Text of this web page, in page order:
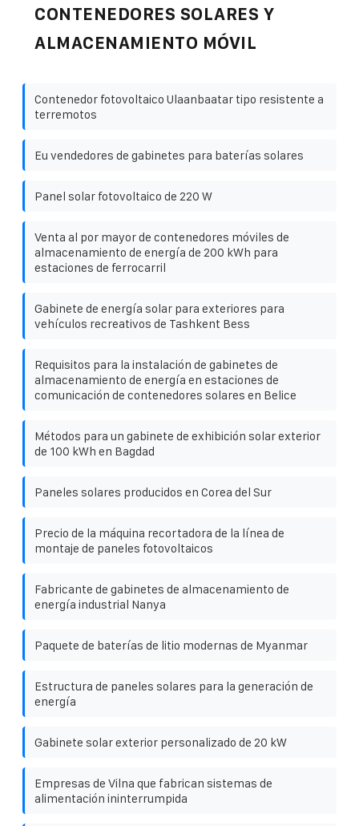
CONTENEDORES SOLARES Y
ALMACENAMIENTO MÓVIL
Contenedor fotovoltaico Ulaanbaatar tipo resistente a
terremotos
Eu vendedores de gabinetes para baterías solares
Panel solar fotovoltaico de 220 W
Venta al por mayor de contenedores móviles de
almacenamiento de energía de 200 kWh para
estaciones de ferrocarril
Gabinete de energía solar para exteriores para
vehículos recreativos de Tashkent Bess
Requisitos para la instalación de gabinetes de
almacenamiento de energía en estaciones de
comunicación de contenedores solares en Belice
Métodos para un gabinete de exhibición solar exterior
de 100 kWh en Bagdad
Paneles solares producidos en Corea del Sur
Precio de la máquina recortadora de la línea de
montaje de paneles fotovoltaicos
Fabricante de gabinetes de almacenamiento de
energía industrial Nanya
Paquete de baterías de litio modernas de Myanmar
Estructura de paneles solares para la generación de
energía
Gabinete solar exterior personalizado de 20 kW
Empresas de Vilna que fabrican sistemas de
alimentación ininterrumpida